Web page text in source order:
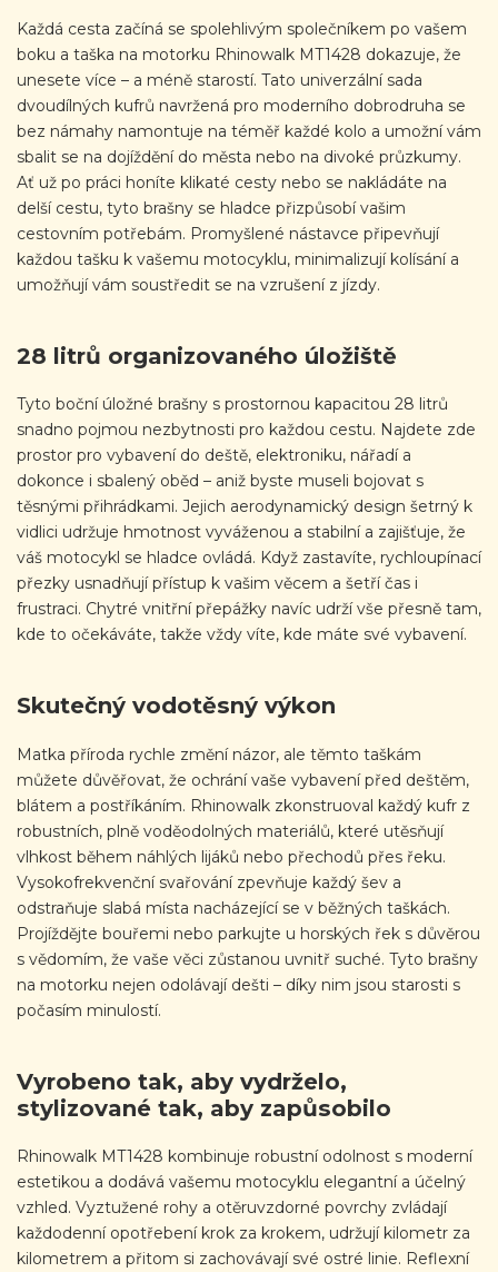
Každá cesta začíná se spolehlivým společníkem po vašem
boku a taška na motorku Rhinowalk MT1428 dokazuje, že
unesete více – a méně starostí. Tato univerzální sada
dvoudílných kufrů navržená pro moderního dobrodruha se
bez námahy namontuje na téměř každé kolo a umožní vám
sbalit se na dojíždění do města nebo na divoké průzkumy.
Ať už po práci honíte klikaté cesty nebo se nakládáte na
delší cestu, tyto brašny se hladce přizpůsobí vašim
cestovním potřebám. Promyšlené nástavce připevňují
každou tašku k vašemu motocyklu, minimalizují kolísání a
umožňují vám soustředit se na vzrušení z jízdy.
28 litrů organizovaného úložiště
Tyto boční úložné brašny s prostornou kapacitou 28 litrů
snadno pojmou nezbytnosti pro každou cestu. Najdete zde
prostor pro vybavení do deště, elektroniku, nářadí a
dokonce i sbalený oběd – aniž byste museli bojovat s
těsnými přihrádkami. Jejich aerodynamický design šetrný k
vidlici udržuje hmotnost vyváženou a stabilní a zajišťuje, že
váš motocykl se hladce ovládá. Když zastavíte, rychloupínací
přezky usnadňují přístup k vašim věcem a šetří čas i
frustraci. Chytré vnitřní přepážky navíc udrží vše přesně tam,
kde to očekáváte, takže vždy víte, kde máte své vybavení.
Skutečný vodotěsný výkon
Matka příroda rychle změní názor, ale těmto taškám
můžete důvěřovat, že ochrání vaše vybavení před deštěm,
blátem a postříkáním. Rhinowalk zkonstruoval každý kufr z
robustních, plně voděodolných materiálů, které utěsňují
vlhkost během náhlých lijáků nebo přechodů přes řeku.
Vysokofrekvenční svařování zpevňuje každý šev a
odstraňuje slabá místa nacházející se v běžných taškách.
Projíždějte bouřemi nebo parkujte u horských řek s důvěrou
s vědomím, že vaše věci zůstanou uvnitř suché. Tyto brašny
na motorku nejen odolávají dešti – díky nim jsou starosti s
počasím minulostí.
Vyrobeno tak, aby vydrželo,
stylizované tak, aby zapůsobilo
Rhinowalk MT1428 kombinuje robustní odolnost s moderní
estetikou a dodává vašemu motocyklu elegantní a účelný
vzhled. Vyztužené rohy a otěruvzdorné povrchy zvládají
každodenní opotřebení krok za krokem, udržují kilometr za
kilometrem a přitom si zachovávají své ostré linie. Reflexní